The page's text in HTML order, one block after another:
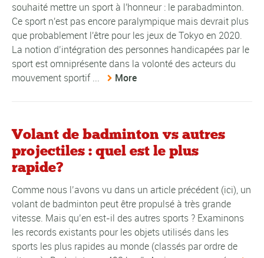
souhaité mettre un sport à l'honneur : le parabadminton.
Ce sport n'est pas encore paralympique mais devrait plus
que probablement l'être pour les jeux de Tokyo en 2020.
La notion d’intégration des personnes handicapées par le
sport est omniprésente dans la volonté des acteurs du
mouvement sportif ...
More
Volant de badminton vs autres
projectiles : quel est le plus
rapide?
Comme nous l’avons vu dans un article précédent (ici), un
volant de badminton peut être propulsé à très grande
vitesse. Mais qu’en est-il des autres sports ? Examinons
les records existants pour les objets utilisés dans les
sports les plus rapides au monde (classés par ordre de